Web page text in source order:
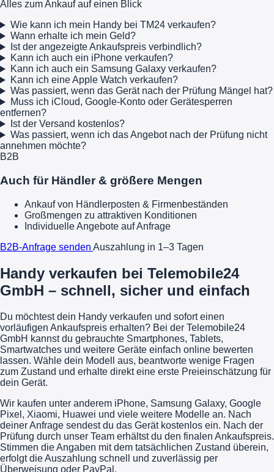
Alles zum Ankauf auf einen Blick
Wie kann ich mein Handy bei TM24 verkaufen?
Wann erhalte ich mein Geld?
Ist der angezeigte Ankaufspreis verbindlich?
Kann ich auch ein iPhone verkaufen?
Kann ich auch ein Samsung Galaxy verkaufen?
Kann ich eine Apple Watch verkaufen?
Was passiert, wenn das Gerät nach der Prüfung Mängel hat?
Muss ich iCloud, Google-Konto oder Gerätesperren
entfernen?
Ist der Versand kostenlos?
Was passiert, wenn ich das Angebot nach der Prüfung nicht
annehmen möchte?
B2B
Auch für Händler & größere Mengen
Ankauf von Händlerposten & Firmenbeständen
Großmengen zu attraktiven Konditionen
Individuelle Angebote auf Anfrage
B2B-Anfrage senden Auszahlung in 1–3 Tagen
Handy verkaufen bei Telemobile24
GmbH – schnell, sicher und einfach
Du möchtest dein Handy verkaufen und sofort einen
vorläufigen Ankaufspreis erhalten? Bei der Telemobile24
GmbH kannst du gebrauchte Smartphones, Tablets,
Smartwatches und weitere Geräte einfach online bewerten
lassen. Wähle dein Modell aus, beantworte wenige Fragen
zum Zustand und erhalte direkt eine erste Preieinschätzung für
dein Gerät.
Wir kaufen unter anderem iPhone, Samsung Galaxy, Google
Pixel, Xiaomi, Huawei und viele weitere Modelle an. Nach
deiner Anfrage sendest du das Gerät kostenlos ein. Nach der
Prüfung durch unser Team erhältst du den finalen Ankaufspreis.
Stimmen die Angaben mit dem tatsächlichen Zustand überein,
erfolgt die Auszahlung schnell und zuverlässig per
Überweisung oder PayPal.